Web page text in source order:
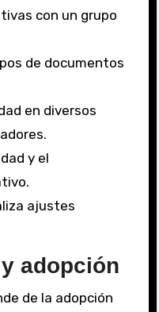
con un grupo
de documentos
en diversos
y el
ajustes
adopción
de la adopción